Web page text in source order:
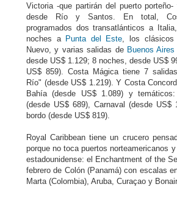
Victoria -que partirán del puerto
desde Río y Santos. En total,
programados dos transatlánticos a
noches a Punta del Este, los clásicos
Nuevo, y varias salidas de Buenos Aires
desde US$ 1.129; 8 noches, desde US$
US$ 859). Costa Mágica tiene 7
Río" (desde US$ 1.219). Y Costa
Bahía (desde US$ 1.089) y
(desde US$ 689), Carnaval (desde US$
bordo (desde US$ 819).
Royal Caribbean tiene un crucero
porque no toca puertos norteamericanos
estadounidense: el Enchantment of the
febrero de Colón (Panamá) con escalas
Marta (Colombia), Aruba, Curaçao y